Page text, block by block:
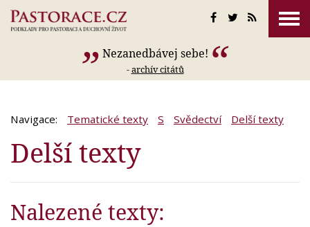
Nezanedbávej sebe!
-archív citátů
Navigace: Tematické texty S Svědectví Delší texty
Delší texty
Nalezené texty: